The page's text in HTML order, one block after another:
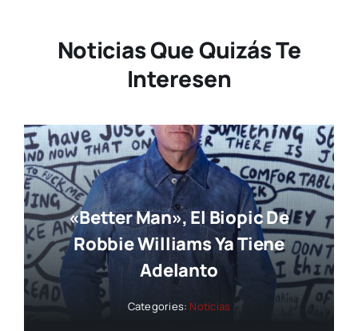
Noticias Que Quizás Te
Interesen
«Better Man», El Biopic De
Robbie Williams Ya Tiene
Adelanto
Categories: Noticias